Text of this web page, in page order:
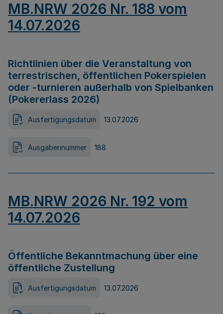
MB.NRW 2026 Nr. 188 vom
14.07.2026
Richtlinien über die Veranstaltung von
terrestrischen, öffentlichen Pokerspielen
oder -turnieren außerhalb von Spielbanken
(Pokererlass 2026)
Ausfertigungsdatum 13.07.2026
Ausgabennummer 188
MB.NRW 2026 Nr. 192 vom
14.07.2026
Öffentliche Bekanntmachung über eine
öffentliche Zustellung
Ausfertigungsdatum 13.07.2026